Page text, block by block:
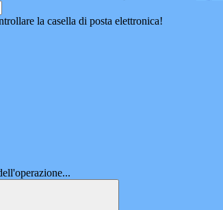
la casella di posta elettronica!